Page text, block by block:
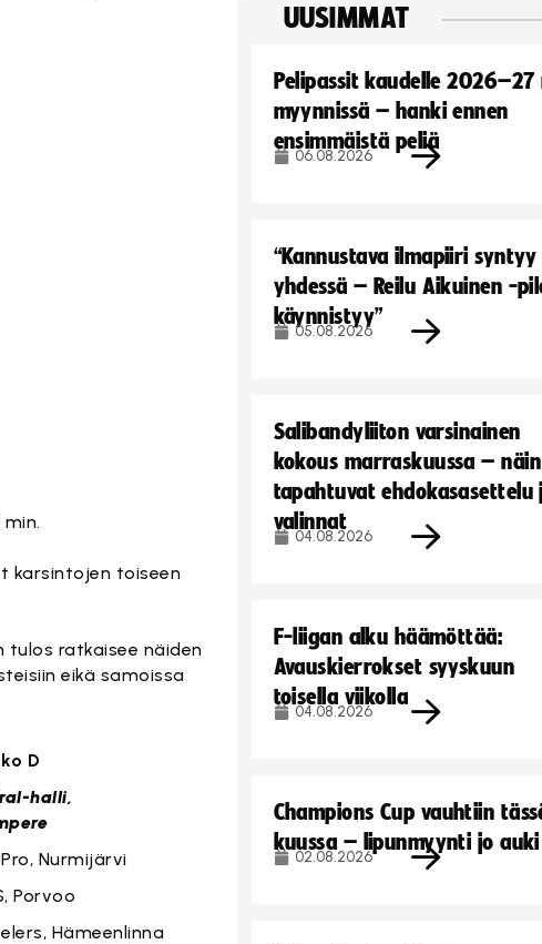
karsintojen toiseen
ratkaisee näiden
eikä samoissa
D
halli,
Nurmijärvi
Porvoo
Hämeenlinna
UUSIMMAT
Pelipassit kaudelle
myynnissä – hanki ennen
ensimmäistä peliä
06.08.2026
“Kannustava ilmapiiri syntyy
yhdessä – Reilu Aikuinen -
käynnistyy”
05.08.2026
Salibandyliiton varsinainen
kokous marraskuussa – näin
tapahtuvat ehdokasasettelu
valinnat
04.08.2026
F-liigan alku häämöttää:
Avauskierrokset syyskuun
toisella viikolla
04.08.2026
Champions Cup vauhtiin
kuussa – lipunmyynti jo auki
02.08.2026